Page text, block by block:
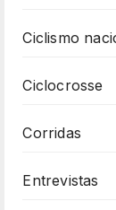
Ciclismo
Ciclocrosse
Corridas
Entrevistas